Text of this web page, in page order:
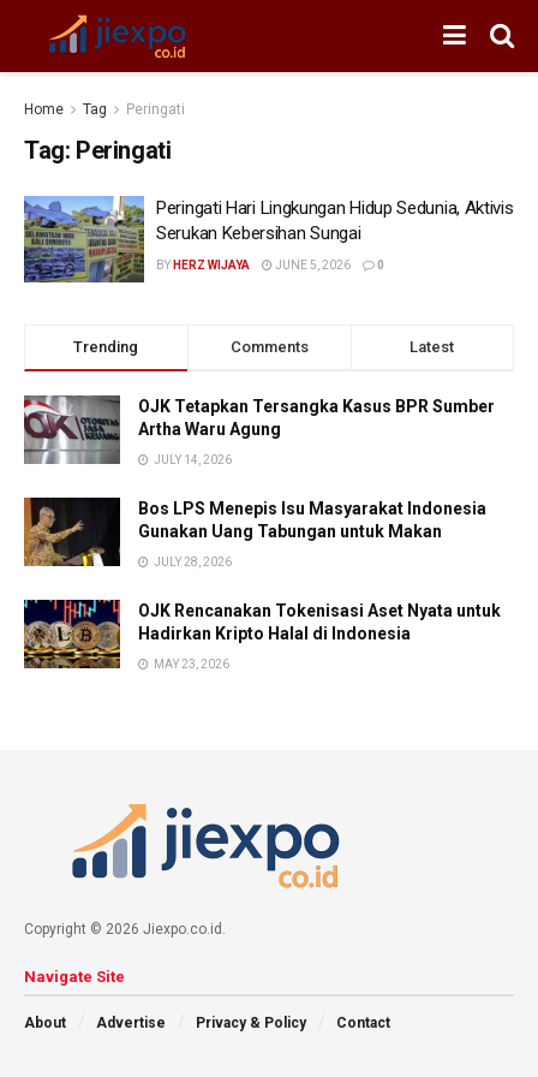
Home Tag Peringati
Tag: Peringati
Peringati Hari Lingkungan Hidup Sedunia, Aktivis
Serukan Kebersihan Sungai
BY HERZ WIJAYA JUNE 5, 2026 0
Trending Comments Latest
OJK Tetapkan Tersangka Kasus BPR Sumber
Artha Waru Agung
JULY 14, 2026
Bos LPS Menepis Isu Masyarakat Indonesia
Gunakan Uang Tabungan untuk Makan
JULY 28, 2026
OJK Rencanakan Tokenisasi Aset Nyata untuk
Hadirkan Kripto Halal di Indonesia
MAY 23, 2026
Copyright © 2026 Jiexpo.co.id.
Navigate Site
About Advertise Privacy & Policy Contact